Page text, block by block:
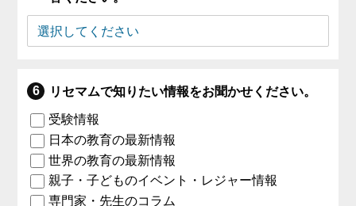
リセマムで知りたい情報をお聞かせください。
受験情報
日本の教育の最新情報
世界の教育の最新情報
親子・子どものイベント・レジャー情報
専門家・先生のコラム